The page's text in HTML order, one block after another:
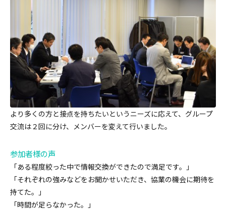
より多くの方と接点を持ちたいというニーズに応えて、グループ
交流は２回に分け、メンバーを変えて行いました。
参加者様の声
「ある程度絞った中で情報交換ができたので満足です。」
「それぞれの強みなどをお聞かせいただき、協業の機会に期待を
持てた。」
「時間が足らなかった。」